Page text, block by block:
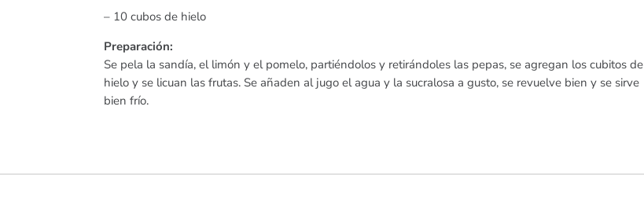
– 10 cubos de hielo
Preparación:
Se pela la sandía, el limón y el pomelo, partiéndolos y retirándoles las pepas, se agregan los cubitos de
hielo y se licuan las frutas. Se añaden al jugo el agua y la sucralosa a gusto, se revuelve bien y se sirve
bien frío.